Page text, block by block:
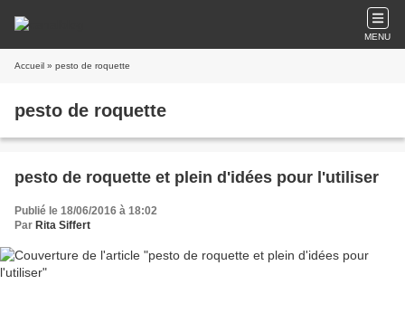
MENU
Accueil » pesto de roquette
pesto de roquette
pesto de roquette et plein d'idées pour l'utiliser
Publié le 18/06/2016 à 18:02
Par Rita Siffert